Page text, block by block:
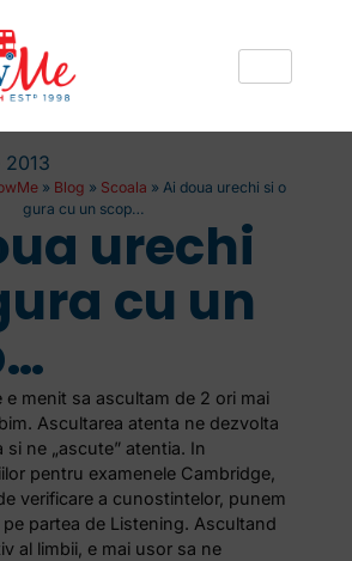
» Blog » Scoala »Ai doua urechi si o
gura cu un scop…
urechi
cu un
menit sa ascultam de 2 ori mai
Ascultarea atenta ne dezvolta
si ne „ascute” atentia. In
pentru examenele Cambridge,
verificare a cunostintelor, punem
partea de Listening. Ascultand
al limbii, e mai usor sa ne